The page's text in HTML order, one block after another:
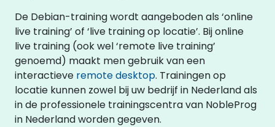
De Debian-training wordt aangeboden als ‘online
live training’ of ‘live training op locatie’. Bij online
live training (ook wel ‘remote live training’
genoemd) maakt men gebruik van een
interactieve remote desktop. Trainingen op
locatie kunnen zowel bij uw bedrijf in Nederland als
in de professionele trainingscentra van NobleProg
in Nederland worden gegeven.